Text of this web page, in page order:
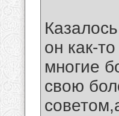
он как-
многие
свою